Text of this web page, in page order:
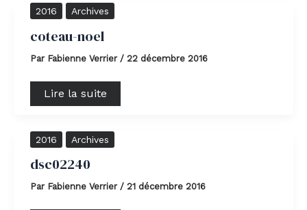
2016 Archives
coteau-noel
Par Fabienne Verrier / 22 décembre 2016
coteau-
noel
Lire la suite
2016 Archives
dsc02240
Par Fabienne Verrier / 21 décembre 2016
dsc02240